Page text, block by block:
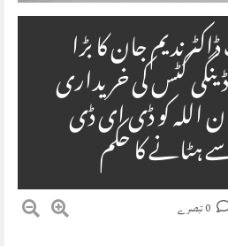
ندیم جان کا بڑا
کٹس کی خریداری
اللہ کو ڈی ای ڈی
کا حکم